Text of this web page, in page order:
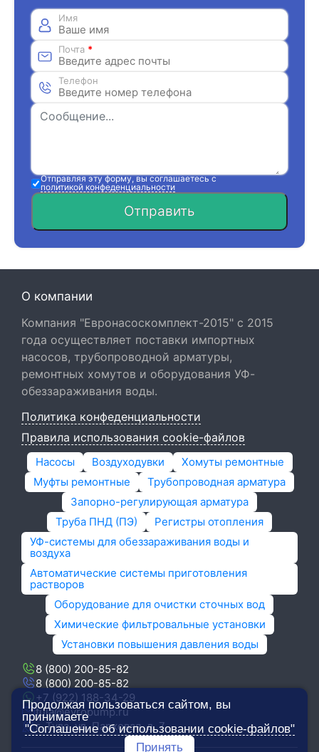
Имя
Почта *
Телефон
Отправляя эту форму, вы соглашаетесь с
политикой конфеденциальности
Отправить
О компании
Компания "Евронасоскомплект-2015" с 2015
года осуществляет поставки импортных
насосов, трубопроводной арматуры,
ремонтных хомутов и оборудования УФ-
обеззараживания воды.
Политика конфеденциальности
Правила использования cookie-файлов
Насосы Воздуходувки
Хомуты ремонтные
Муфты ремонтные
Трубопроводная арматура
Запорно-регулирующая арматура
Труба ПНД (ПЭ)
Регистры отопления
УФ-системы для обеззараживания воды и
воздуха
Автоматические системы приготовления
растворов
Оборудование для очистки сточных вод
Химические фильтровальные установки
Установки повышения давления воды
8 (800) 200-85-82
8 (800) 200-85-82
+7 (922) 188-34-29
tula@evropump.ru
г. Тула,​ ул. Парковая, д. 7
Продолжая пользоваться сайтом, вы
принимаете
"Соглашение об использовании cookie-файлов"
Принять